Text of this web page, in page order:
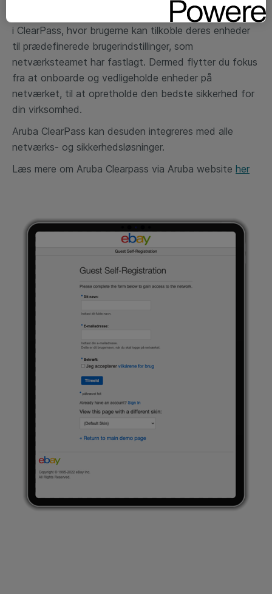
miljø direkte
i ClearPass, hvor brugerne kan tilkoble deres enheder
til prædefinerede brugerindstillinger, som
netværksteamet har fastlagt. Dermed flytter du fokus
fra at onboarde og vedligeholde enheder på
netværket, til at opretholde den bedste sikkerhed for
din virksomhed.
Aruba ClearPass kan desuden integreres med alle
netværks- og sikkerhedsløsninger.
Læs mere om Aruba Clearpass via Aruba website her